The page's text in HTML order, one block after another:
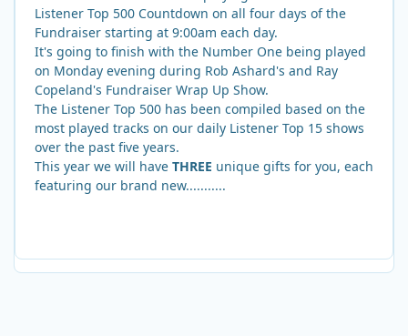
Listener Top 500 Countdown on all four days of the
Fundraiser starting at 9:00am each day.
It's going to finish with the Number One being played
on Monday evening during Rob Ashard's and Ray
Copeland's Fundraiser Wrap Up Show.
The Listener Top 500 has been compiled based on the
most played tracks on our daily Listener Top 15 shows
over the past five years.
This year we will have THREE unique gifts for you, each
featuring our brand new...........